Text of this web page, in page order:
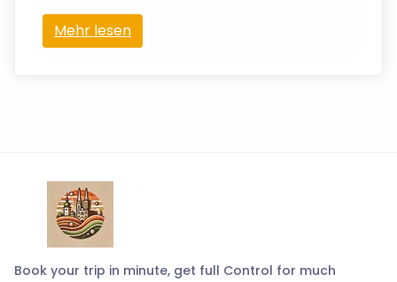
Mehr lesen
Book your trip in minute, get full Control for much